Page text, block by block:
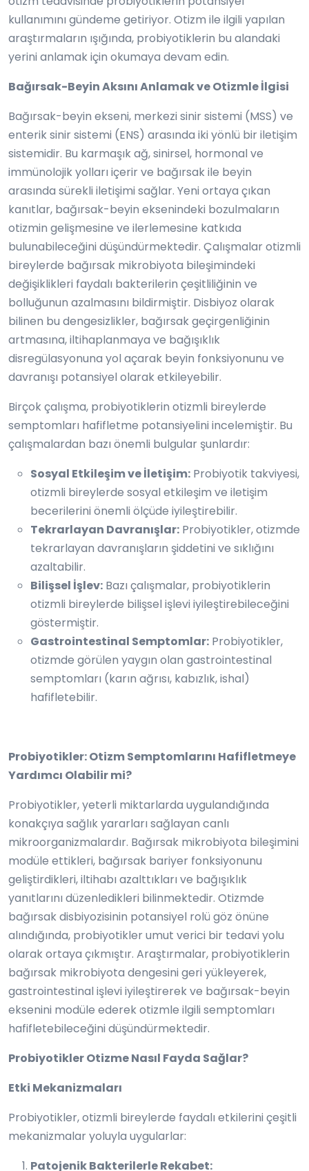
kullanımını gündeme getiriyor. Otizm ile ilgili yapılan
araştırmaların ışığında, probiyotiklerin bu alandaki
yerini anlamak için okumaya devam edin.
Bağırsak-Beyin Aksını Anlamak ve Otizmle İlgisi
Bağırsak-beyin ekseni, merkezi sinir sistemi (MSS) ve
enterik sinir sistemi (ENS) arasında iki yönlü bir iletişim
sistemidir. Bu karmaşık ağ, sinirsel, hormonal ve
immünolojik yolları içerir ve bağırsak ile beyin
arasında sürekli iletişimi sağlar. Yeni ortaya çıkan
kanıtlar, bağırsak-beyin eksenindeki bozulmaların
otizmin gelişmesine ve ilerlemesine katkıda
bulunabileceğini düşündürmektedir. Çalışmalar otizmli
bireylerde bağırsak mikrobiyota bileşimindeki
değişiklikleri faydalı bakterilerin çeşitliliğinin ve
bolluğunun azalmasını bildirmiştir. Disbiyoz olarak
bilinen bu dengesizlikler, bağırsak geçirgenliğinin
artmasına, iltihaplanmaya ve bağışıklık
disregülasyonuna yol açarak beyin fonksiyonunu ve
davranışı potansiyel olarak etkileyebilir.
Birçok çalışma, probiyotiklerin otizmli bireylerde
semptomları hafifletme potansiyelini incelemiştir. Bu
çalışmalardan bazı önemli bulgular şunlardır:
Sosyal Etkileşim ve İletişim: Probiyotik takviyesi,
otizmli bireylerde sosyal etkileşim ve iletişim
becerilerini önemli ölçüde iyileştirebilir.
Tekrarlayan Davranışlar: Probiyotikler, otizmde
tekrarlayan davranışların şiddetini ve sıklığını
azaltabilir.
Bilişsel İşlev: Bazı çalışmalar, probiyotiklerin
otizmli bireylerde bilişsel işlevi iyileştirebileceğini
göstermiştir.
Gastrointestinal Semptomlar: Probiyotikler,
otizmde görülen yaygın olan gastrointestinal
semptomları (karın ağrısı, kabızlık, ishal)
hafifletebilir.
Probiyotikler: Otizm Semptomlarını Hafifletmeye
Yardımcı Olabilir mi?
Probiyotikler, yeterli miktarlarda uygulandığında
konakçıya sağlık yararları sağlayan canlı
mikroorganizmalardır. Bağırsak mikrobiyota bileşimini
modüle ettikleri, bağırsak bariyer fonksiyonunu
geliştirdikleri, iltihabı azalttıkları ve bağışıklık
yanıtlarını düzenledikleri bilinmektedir. Otizmde
bağırsak disbiyozisinin potansiyel rolü göz önüne
alındığında, probiyotikler umut verici bir tedavi yolu
olarak ortaya çıkmıştır. Araştırmalar, probiyotiklerin
bağırsak mikrobiyota dengesini geri yükleyerek,
gastrointestinal işlevi iyileştirerek ve bağırsak-beyin
eksenini modüle ederek otizmle ilgili semptomları
hafifletebileceğini düşündürmektedir.
Probiyotikler Otizme Nasıl Fayda Sağlar?
Etki Mekanizmaları
Probiyotikler, otizmli bireylerde faydalı etkilerini çeşitli
mekanizmalar yoluyla uygularlar:
Patojenik Bakterilerle Rekabet: